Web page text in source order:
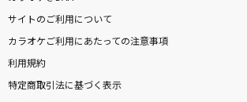
サイトのご利用について
カラオケご利用にあたっての注意事項
利用規約
特定商取引法に基づく表示